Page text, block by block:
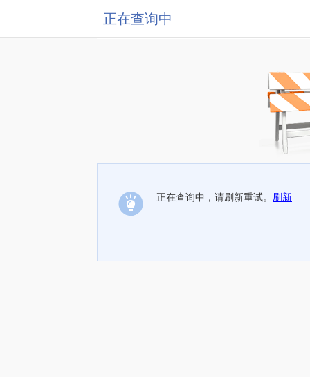
正在查询中
正在查询中，请刷新重试。 刷新